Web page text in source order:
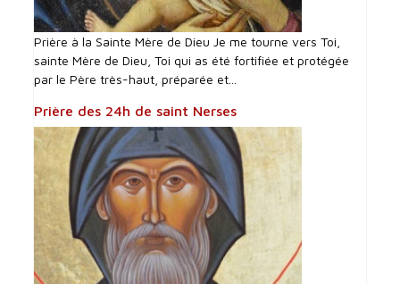
Prière à la Sainte Mère de Dieu Je me tourne vers Toi,
sainte Mère de Dieu, Toi qui as été fortifiée et protégée
par le Père très-haut, préparée et...
Prière des 24h de saint Nerses